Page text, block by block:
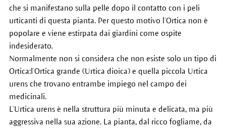
che si manifestano sulla pelle dopo il contatto con i peli
urticanti di questa pianta. Per questo motivo l’Ortica non è
popolare e viene estirpata dai giardini come ospite
indesiderato.
Normalmente non si considera che non esiste solo un tipo di
Ortica:l’Ortica grande (Urtica dioica) e quella piccola Urtica
urens che trovano entrambe impiego nel campo dei
medicinali.
L’Urtica urens è nella struttura più minuta e delicata, ma più
aggressiva nella sua azione. La pianta, dal ricco fogliame, da